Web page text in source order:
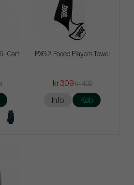
- Cart
PXG 2-Faced Players Towel
kr.309 kr.409
Info Køb